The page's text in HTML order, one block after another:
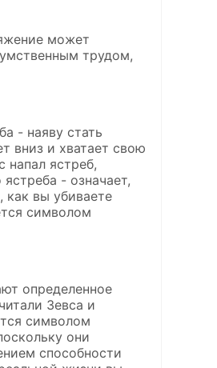
может
трудом,
- наяву стать
вниз и хватает свою
напал ястреб,
- означает,
как вы убиваете
символом
определенное
Зевса и
символом
они
способности